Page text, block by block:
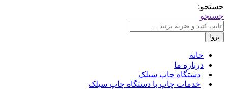
جستجو:
جستجو
خانه
درباره ما
دستگاه چاپ سیلک
خدمات چاپ با دستگاه چاپ سیلک